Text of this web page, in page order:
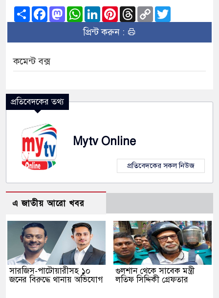
হামের উপসর্গে আরও ৬ প্রাণহানি,
অবশেষে পদত্যাগ করলেন ভারতের
ShareFacebook
Mastodon
WhatsApp
LinkedInPinterest
Threads
Copy
Link
প্রিন্ট করুন :
কমেন্ট বক্স
প্রতিবেদকের তথ্য
Mytv Online
প্রতিবেদকের সকল নিউজ
এ জাতীয় আরো খবর
সারজিস-পাটোয়ারীসহ ১০
জনের বিরুদ্ধে থানায় অভিযোগ
গুলশান থেকে সাবেক মন্ত্রী
লতিফ সিদ্দিকী গ্রেফতার